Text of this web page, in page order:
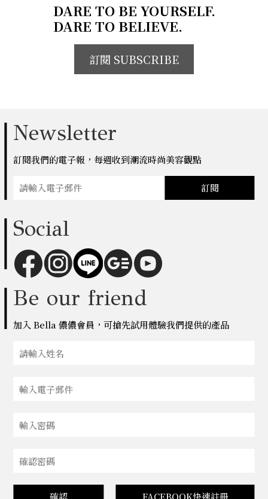
DARE TO BE YOURSELF.
DARE TO BELIEVE.
訂閱 SUBSCRIBE
Newsletter
訂閱我們的電子報，每週收到潮流時尚美容觀點
訂閱
Social
Be our friend
加入 Bella 儂儂會員，可搶先試用體驗我們提供的產品